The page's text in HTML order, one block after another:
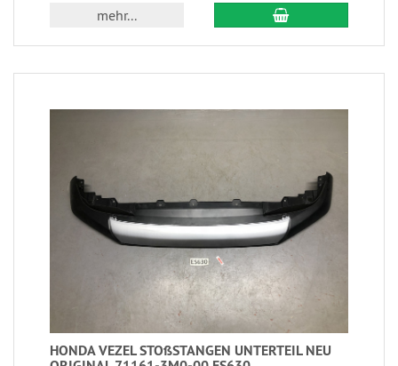
mehr...
HONDA VEZEL STOßSTANGEN UNTERTEIL NEU